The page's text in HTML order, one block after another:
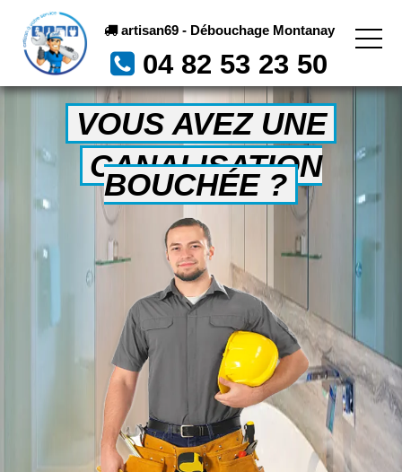
artisan69 - Débouchage Montanay
04 82 53 23 50
VOUS AVEZ UNE
CANALISATION
BOUCHÉE ?